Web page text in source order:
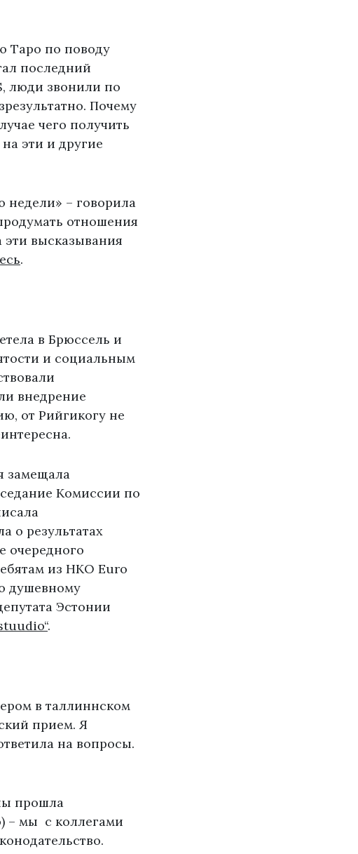
Таро по поводу
последний
люди звонили по
Почему
чего получить
эти и другие
недели» – говорила
отношения
эти высказывания
.
в Брюссель и
и социальным
внедрение
от Рийгикогу не
замещала
Комиссии по
о результатах
очередного
из НКО Euro
душевному
Эстонии
.
в таллиннском
прием. Я
на вопросы.
прошла
– мы с коллегами